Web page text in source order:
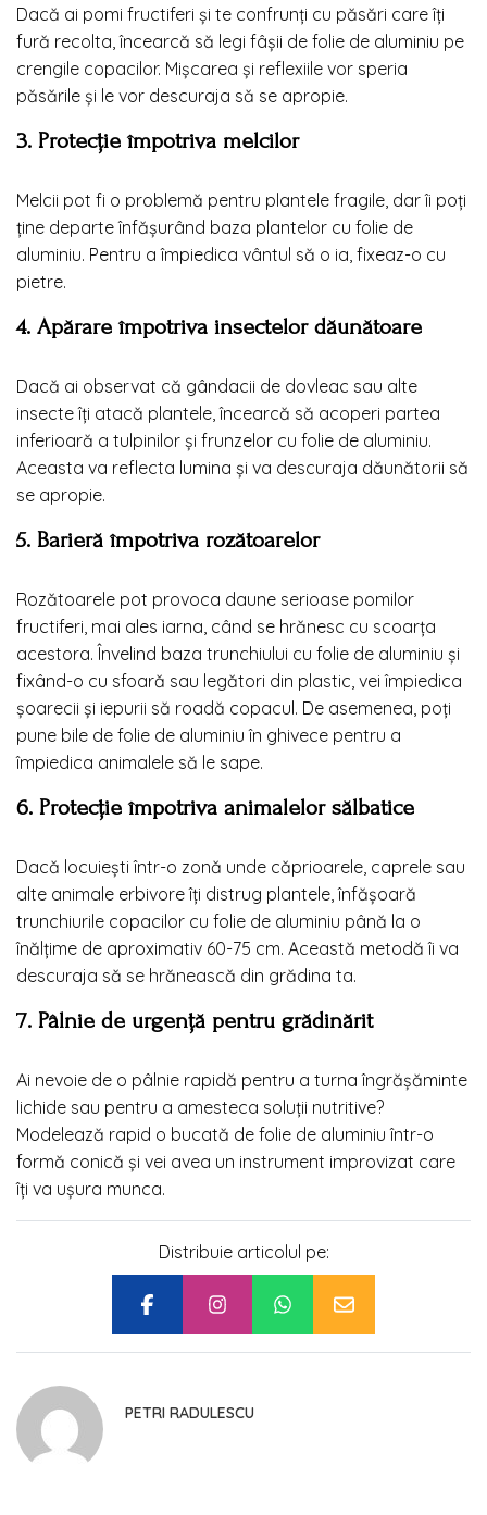
Dacă ai pomi fructiferi și te confrunți cu păsări care îți
fură recolta, încearcă să legi fâșii de folie de aluminiu pe
crengile copacilor. Mișcarea și reflexiile vor speria
păsările și le vor descuraja să se apropie.
3. Protecție împotriva melcilor
Melcii pot fi o problemă pentru plantele fragile, dar îi poți
ține departe înfășurând baza plantelor cu folie de
aluminiu. Pentru a împiedica vântul să o ia, fixeaz-o cu
pietre.
4. Apărare împotriva insectelor dăunătoare
Dacă ai observat că gândacii de dovleac sau alte
insecte îți atacă plantele, încearcă să acoperi partea
inferioară a tulpinilor și frunzelor cu folie de aluminiu.
Aceasta va reflecta lumina și va descuraja dăunătorii să
se apropie.
5. Barieră împotriva rozătoarelor
Rozătoarele pot provoca daune serioase pomilor
fructiferi, mai ales iarna, când se hrănesc cu scoarța
acestora. Învelind baza trunchiului cu folie de aluminiu și
fixând-o cu sfoară sau legători din plastic, vei împiedica
șoarecii și iepurii să roadă copacul. De asemenea, poți
pune bile de folie de aluminiu în ghivece pentru a
împiedica animalele să le sape.
6. Protecție împotriva animalelor sălbatice
Dacă locuiești într-o zonă unde căprioarele, caprele sau
alte animale erbivore îți distrug plantele, înfășoară
trunchiurile copacilor cu folie de aluminiu până la o
înălțime de aproximativ 60-75 cm. Această metodă îi va
descuraja să se hrănească din grădina ta.
7. Pâlnie de urgență pentru grădinărit
Ai nevoie de o pâlnie rapidă pentru a turna îngrășăminte
lichide sau pentru a amesteca soluții nutritive?
Modelează rapid o bucată de folie de aluminiu într-o
formă conică și vei avea un instrument improvizat care
îți va ușura munca.
Distribuie articolul pe:
PETRI RADULESCU